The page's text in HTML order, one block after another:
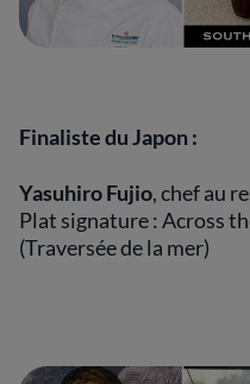
Finaliste du Japon :
Yasuhiro Fujio, chef au
Plat signature : Across
(Traversée de la mer)